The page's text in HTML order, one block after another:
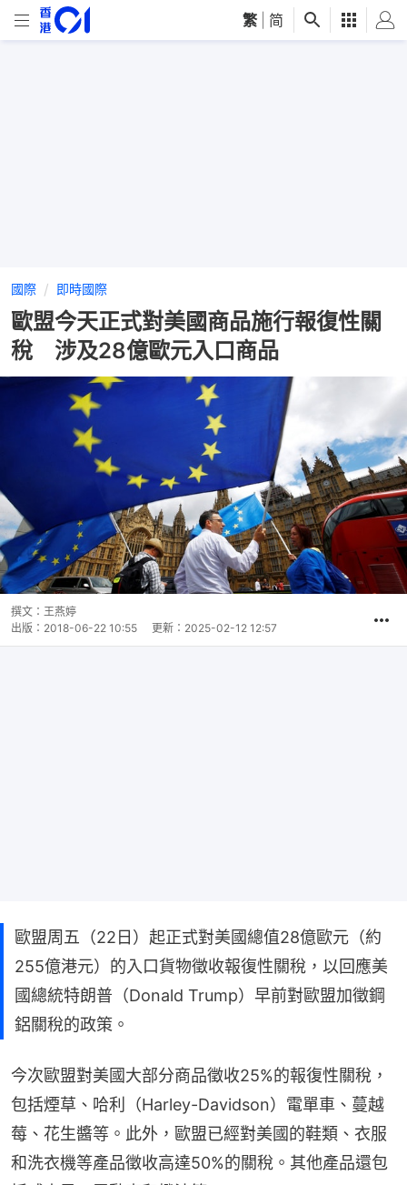
繁 简
國際 即時國際
歐盟今天正式對美國商品施行報復性關
稅 涉及28億歐元入口商品
撰文： 王燕婷
出版： 2018-06-22 10:55 更新： 2025-02-12 12:57
歐盟周五（22日）起正式對美國總值28億歐元（約
255億港元）的入口貨物徵收報復性關稅，以回應美
國總統特朗普（Donald Trump）早前對歐盟加徵鋼
鋁關稅的政策。
今次歐盟對美國大部分商品徵收25%的報復性關稅，
包括煙草、哈利（Harley-Davidson）電單車、蔓越
莓、花生醬等。此外，歐盟已經對美國的鞋類、衣服
和洗衣機等產品徵收高達50%的關稅。其他產品還包